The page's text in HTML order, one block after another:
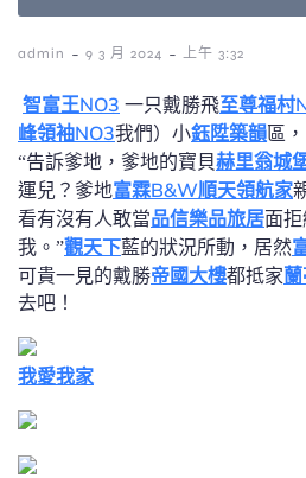
admin - 9 3 月 2024 - 上午 3:32
智富王NO3 一只戴勝飛至尊福村
峰領袖NO3我們）小鈺陞築韻區
“告訴爹地，爹地的寶貝赫里翁城
運兒？爹地富霖B&W順天領航家
看有沒有人敢當品信樂品旅居面拒
我。”觀天下藍的狀況所動，居然
可貴一見的戴勝帝國大樓都抵家
去吧！
我愛我家